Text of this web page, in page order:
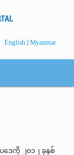
English | Myanmar
ေကို ၂၀၁၂ ခုနှစ်